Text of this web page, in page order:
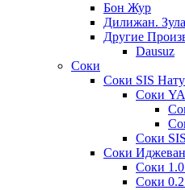
Бон Жур
Дилижан.
Другие
Dausuz
Соки
Соки SIS
Соки
Соки
Соки Иджеван
Соки
Соки